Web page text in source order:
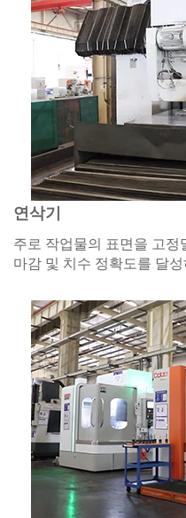
연삭기
주로 작업물의 표면을 고
마감 및 치수 정확도를 달